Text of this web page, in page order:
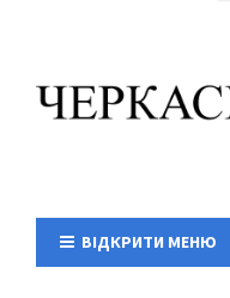
ВІДКРИТИ МЕНЮ